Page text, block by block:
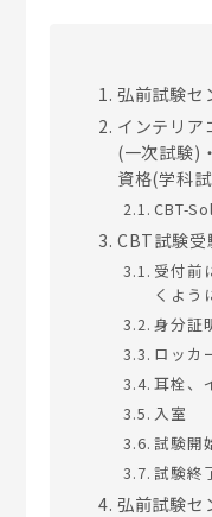
弘前試験セ
インテリア
(一次試験)
資格(学科
CBT-
CBT試験受
受付前
くよう
身分証
ロッカ
耳栓、
入室
試験開
試験終
弘前試験セ